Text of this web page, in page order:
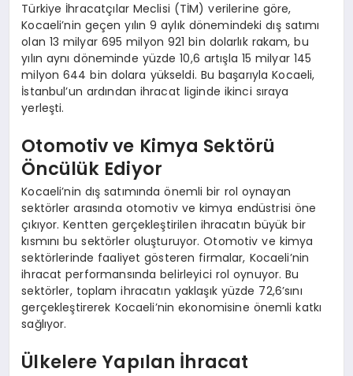
Türkiye İhracatçılar Meclisi (TİM) verilerine göre,
Kocaeli’nin geçen yılın 9 aylık dönemindeki dış satımı
olan 13 milyar 695 milyon 921 bin dolarlık rakam, bu
yılın aynı döneminde yüzde 10,6 artışla 15 milyar 145
milyon 644 bin dolara yükseldi. Bu başarıyla Kocaeli,
İstanbul’un ardından ihracat liginde ikinci sıraya
yerleşti.
Otomotiv ve Kimya Sektörü
Öncülük Ediyor
Kocaeli’nin dış satımında önemli bir rol oynayan
sektörler arasında otomotiv ve kimya endüstrisi öne
çıkıyor. Kentten gerçekleştirilen ihracatın büyük bir
kısmını bu sektörler oluşturuyor. Otomotiv ve kimya
sektörlerinde faaliyet gösteren firmalar, Kocaeli’nin
ihracat performansında belirleyici rol oynuyor. Bu
sektörler, toplam ihracatın yaklaşık yüzde 72,6’sını
gerçekleştirerek Kocaeli’nin ekonomisine önemli katkı
sağlıyor.
Ülkelere Yapılan İhracat